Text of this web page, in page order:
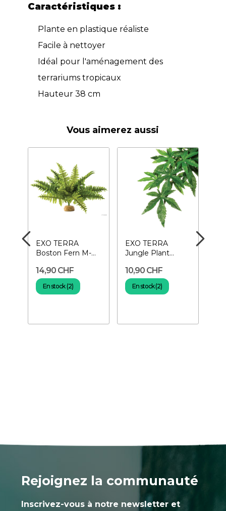
Caractéristiques :
Plante en plastique réaliste
Facile à nettoyer
Idéal pour l'aménagement des
terrariums tropicaux
Hauteur 38 cm
Vous aimerez aussi
EXO TERRA
Boston Fern M-
terrarium
14,90 CHF
En stock (2)
EXO TERRA
Jungle Plant
Plante suspendue
10,90 CHF
En stock (2)
Rejoignez la communauté
Inscrivez-vous à notre newsletter et